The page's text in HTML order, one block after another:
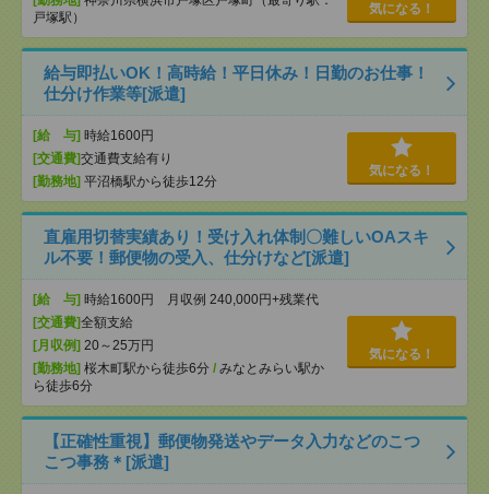
戸塚駅）
気になる！
給与即払いOK！高時給！平日休み！日勤のお仕事！
仕分け作業等[派遣]
[給 与] 時給1600円
[交通費]交通費支給有り
[勤務地] 平沼橋駅から徒歩12分
気になる！
直雇用切替実績あり！受け入れ体制〇難しいOAスキ
ル不要！郵便物の受入、仕分けなど[派遣]
[給 与] 時給1600円 月収例 240,000円+残業代
[交通費]全額支給
[月収例] 20～25万円
[勤務地] 桜木町駅から徒歩6分 / みなとみらい駅か
ら徒歩6分
気になる！
【正確性重視】郵便物発送やデータ入力などのこつ
こつ事務＊[派遣]